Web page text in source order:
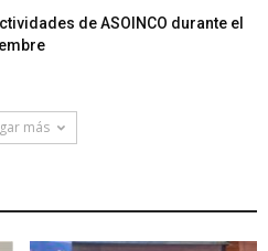
de ASOINCO durante el
más